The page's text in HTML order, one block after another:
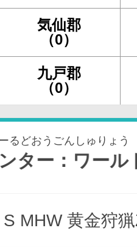
気仙郡
（0）
九戸郡
（0）
るどおうごんしゅりょう
ールドTM 黄
S MHW 黄金狩